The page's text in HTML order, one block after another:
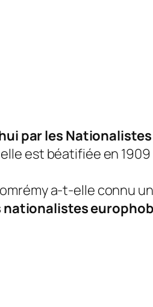
par les
est béatifiée en
a-t-elle connu
nationalistes